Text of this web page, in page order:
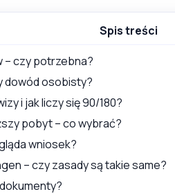
Spis treści
– czy potrzebna?
dowód osobisty?
i jak liczy się 90/180?
pobyt – co wybrać?
wniosek?
– czy zasady są takie same?